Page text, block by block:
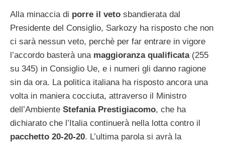
Alla minaccia di porre il veto sbandierata dal
Presidente del Consiglio, Sarkozy ha risposto che non
ci sarà nessun veto, perchè per far entrare in vigore
l’accordo basterà una maggioranza qualificata(255
su 345) in Consiglio Ue, e i numeri gli danno ragione
sin da ora. La politica italiana ha risposto ancora una
volta in maniera cocciuta, attraverso il Ministro
dell’Ambiente Stefania Prestigiacomo, che ha
dichiarato che l’Italia continuerà nella lotta contro il
pacchetto 20-20-20. L’ultima parola si avrà la